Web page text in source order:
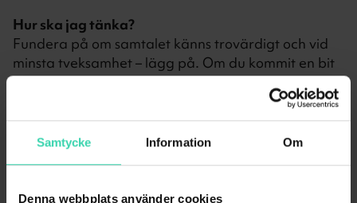
Samtycke Information Om
Denna webbplats använder cookies
Hur ska jag tänka?
Fundera på om samtalet känns trovärdigt och vid
minsta tveksamhet – lägg på. Om du kommit en bit
in i samtalet och sen blir orolig, koppla snabbt bort
ID-stöld